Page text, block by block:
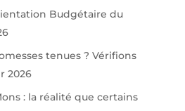
Budgétaire du
tenues ? Vérifions
2026
: la réalité que certains